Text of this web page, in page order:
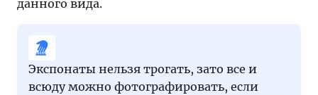
данного вида.
Экспонаты нельзя трогать, зато все и
всюду можно фотографировать, если